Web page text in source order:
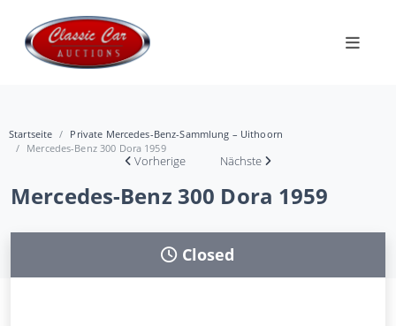
Startseite
Private Mercedes-Benz-Sammlung – Uithoorn
Mercedes-Benz 300 Dora 1959
Vorherige Nächste
Mercedes-Benz 300 Dora 1959
Closed